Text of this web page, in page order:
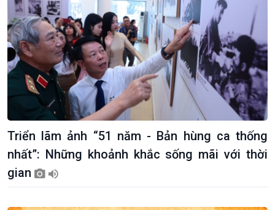
Kinh tế
Tin Kinh tế
Trước giờ mở cửa
Dòng chảy Kinh tế
Sức sống hàng Việt
Tuyên chiến với gian lận
Nông nghiệp & Biển đảo
Tin Nông nghiệp & Biển
đảo
Mùa vàng
đảo
Triển lãm ảnh “51 năm - Bản hùng ca thống
nhất”: Những khoảnh khắc sống mãi với thời
gian